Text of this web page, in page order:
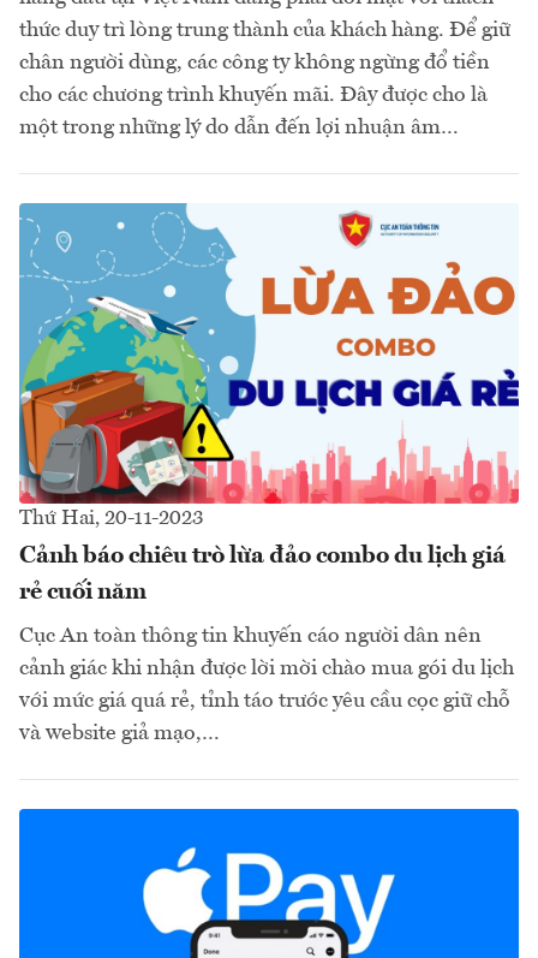
thức duy trì lòng trung thành của khách hàng. Để giữ
chân người dùng, các công ty không ngừng đổ tiền
cho các chương trình khuyến mãi. Đây được cho là
một trong những lý do dẫn đến lợi nhuận âm…
Thứ Hai, 20-11-2023
Cảnh báo chiêu trò lừa đảo combo du lịch giá
rẻ cuối năm
Cục An toàn thông tin khuyến cáo người dân nên
cảnh giác khi nhận được lời mời chào mua gói du lịch
với mức giá quá rẻ, tỉnh táo trước yêu cầu cọc giữ chỗ
và website giả mạo,…